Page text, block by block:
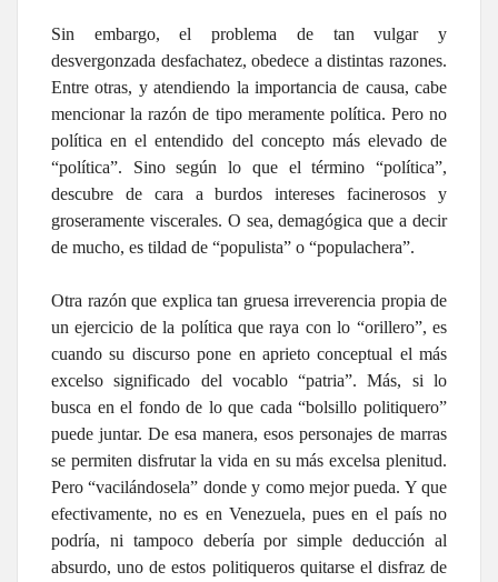
Sin embargo, el problema de tan vulgar y
desvergonzada desfachatez, obedece a distintas razones.
Entre otras, y atendiendo la importancia de causa, cabe
mencionar la razón de tipo meramente política. Pero no
política en el entendido del concepto más elevado de
“política”. Sino según lo que el término “política”,
descubre de cara a burdos intereses facinerosos y
groseramente viscerales. O sea, demagógica que a decir
de mucho, es tildad de “populista” o “populachera”.
Otra razón que explica tan gruesa irreverencia propia de
un ejercicio de la política que raya con lo “orillero”, es
cuando su discurso pone en aprieto conceptual el más
excelso significado del vocablo “patria”. Más, si lo
busca en el fondo de lo que cada “bolsillo politiquero”
puede juntar. De esa manera, esos personajes de marras
se permiten disfrutar la vida en su más excelsa plenitud.
Pero “vacilándosela” donde y como mejor pueda. Y que
efectivamente, no es en Venezuela, pues en el país no
podría, ni tampoco debería por simple deducción al
absurdo, uno de estos politiqueros quitarse el disfraz de